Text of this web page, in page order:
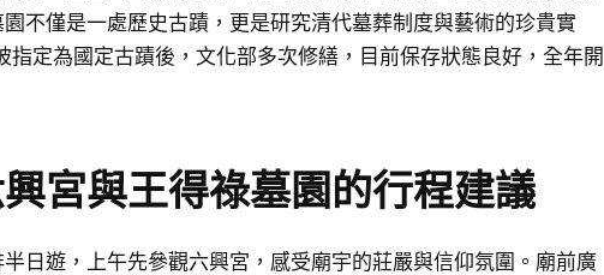
不僅是一處歷史古蹟，更是研究清代墓葬制度與藝術的珍貴實
指定為國定古蹟後，文化部多次修繕，目前保存狀態良好，全年開
宮與王得祿墓園的行程建議
日遊，上午先參觀六興宮，感受廟宇的莊嚴與信仰氛圍。廟前廣